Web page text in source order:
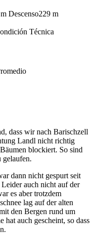
Descenso229 m
Técnica
dass wir nach Barischzell
Landl nicht richtig
blockiert. So sind
gelaufen.
dann nicht gespurt seit
auch nicht auf der
es aber trotzdem
lag auf der alten
den Bergen rund um
hat auch gescheint, so dass